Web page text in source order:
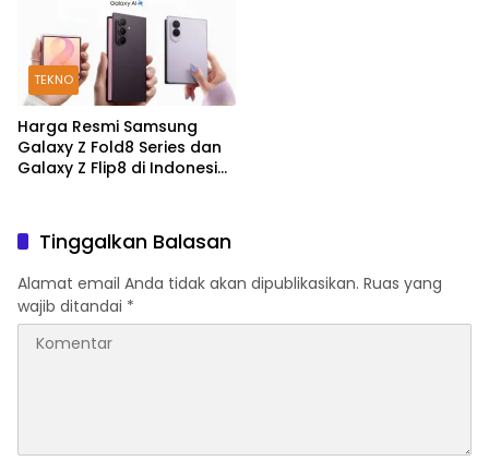
TEKNO
Harga Resmi Samsung
Galaxy Z Fold8 Series dan
Galaxy Z Flip8 di Indonesia,
Tinggalkan Balasan
Alamat email Anda tidak akan dipublikasikan. Ruas yang
wajib ditandai *